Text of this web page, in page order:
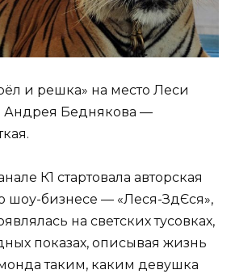
и решка» на место Леси
Андрея Беднякова —
К1 стартовала авторская
шоу-бизнесе — «Леся-ЗдЄся»,
на светских тусовках,
показах, описывая жизнь
таким, каким девушка